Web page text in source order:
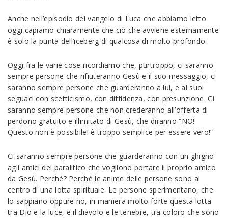
Anche nell’episodio del vangelo di Luca che abbiamo letto
oggi capiamo chiaramente che ciò che avviene esternamente
è solo la punta dell’iceberg di qualcosa di molto profondo.
Oggi fra le varie cose ricordiamo che, purtroppo, ci saranno
sempre persone che rifiuteranno Gesù e il suo messaggio, ci
saranno sempre persone che guarderanno a lui, e ai suoi
seguaci con scetticismo, con diffidenza, con presunzione. Ci
saranno sempre persone che non crederanno all’offerta di
perdono gratuito e illimitato di Gesù, che diranno “NO!
Questo non è possibile! è troppo semplice per essere vero!”
Ci saranno sempre persone che guarderanno con un ghigno
agli amici del paralitico che vogliono portare il proprio amico
da Gesù. Perché? Perché le anime delle persone sono al
centro di una lotta spirituale. Le persone sperimentano, che
lo sappiano oppure no, in maniera molto forte questa lotta
tra Dio e la luce, e il diavolo e le tenebre, tra coloro che sono